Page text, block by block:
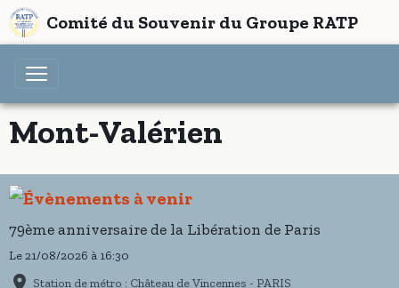
Comité du Souvenir du Groupe RATP
Mont-Valérien
79ème anniversaire de la Libération de Paris
Le 21/08/2026 à 16:30
Station de métro : Château de Vincennes - PARIS